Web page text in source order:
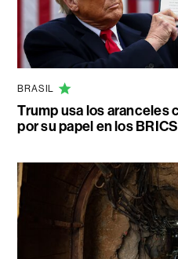
BRASIL
Trump usa los aranceles
por su papel en los